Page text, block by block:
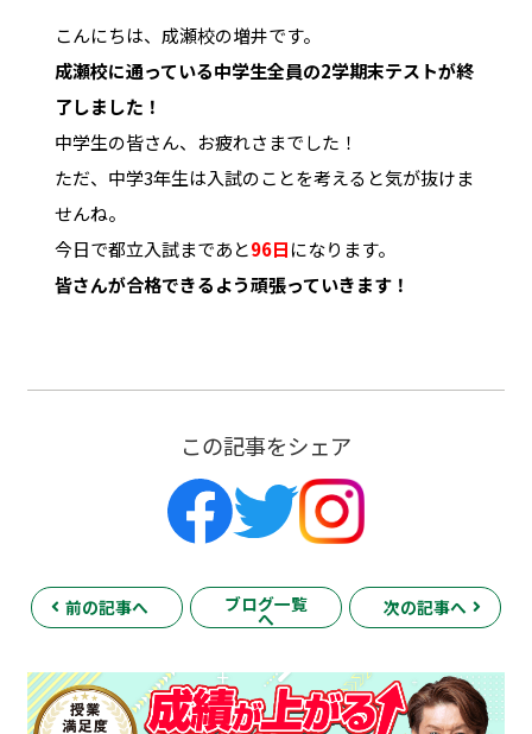
こんにちは、成瀬校の増井です。
成瀬校に通っている中学生全員の2学期末テストが終
了しました！
中学生の皆さん、お疲れさまでした！
ただ、中学3年生は入試のことを考えると気が抜けま
せんね。
今日で都立入試まであと96日になります。
皆さんが合格できるよう頑張っていきます！
この記事をシェア
前の記事へ ブログ一覧
へ
次の記事へ